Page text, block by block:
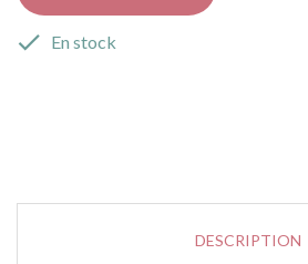
 En stock
DESCRIPTION